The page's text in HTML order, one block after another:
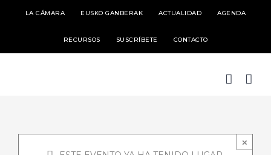
LA CÁMARA EUSKO GANBERAK ACTUALIDAD AGENDA
RECURSOS SUSCRÍBETE CONTACTO
×